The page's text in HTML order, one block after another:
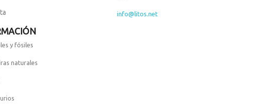
info@litos.net
y fósiles
naturales